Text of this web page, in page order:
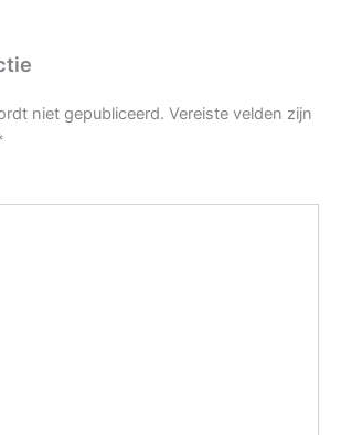
niet gepubliceerd. Vereiste velden zijn